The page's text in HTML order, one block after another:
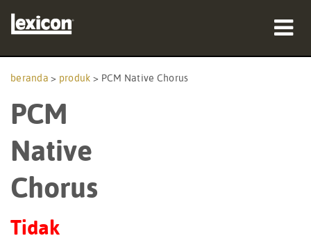
produk
tempat membeli
pelatihan
dukungan
beranda > produk > PCM Native Chorus
PCM
Native
Chorus
Tidak